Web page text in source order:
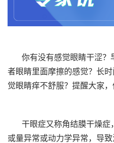
你有没有感觉眼睛干涩？
者眼睛里面摩擦的感觉？长
觉眼睛痒不舒服？提醒大家
干眼症又称角结膜干燥症
或量异常或动力学异常，导